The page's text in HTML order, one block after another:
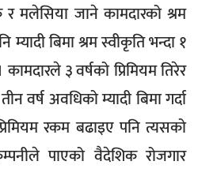
मलेसिया जाने कामदारको श्रम
बिमा श्रम स्वीकृति भन्दा १
३ वर्षको प्रिमियम तिरेर
वर्ष अवधिको म्यादी बिमा गर्दा
रकम बढाइए पनि त्यसको
पाएको वैदेशिक रोजगार